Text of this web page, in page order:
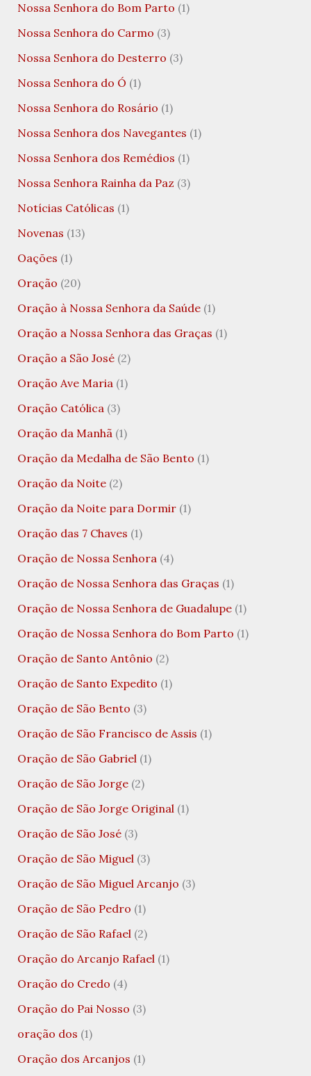
Nossa Senhora do Bom Parto (1)
Nossa Senhora do Carmo (3)
Nossa Senhora do Desterro (3)
Nossa Senhora do Ó (1)
Nossa Senhora do Rosário (1)
Nossa Senhora dos Navegantes (1)
Nossa Senhora dos Remédios (1)
Nossa Senhora Rainha da Paz (3)
Notícias Católicas (1)
Novenas (13)
Oações (1)
Oração (20)
Oração à Nossa Senhora da Saúde(1)
Oração a Nossa Senhora das Graças (1)
Oração a São José(2)
Oração Ave Maria(1)
Oração Católica(3)
Oração da Manhã(1)
Oração da Medalha de São Bento (1)
Oração da Noite(2)
Oração da Noite para Dormir(1)
Oração das 7 Chaves (1)
Oração de Nossa Senhora(4)
Oração de Nossa Senhora das Graças (1)
Oração de Nossa Senhora de Guadalupe(1)
Oração de Nossa Senhora do Bom Parto (1)
Oração de Santo Antônio (2)
Oração de Santo Expedito (1)
Oração de São Bento (3)
Oração de São Francisco de Assis (1)
Oração de São Gabriel(1)
Oração de São Jorge(2)
Oração de São Jorge Original(1)
Oração de São José(3)
Oração de São Miguel(3)
Oração de São Miguel Arcanjo (3)
Oração de São Pedro (1)
Oração de São Rafael(2)
Oração do Arcanjo Rafael(1)
Oração do Credo (4)
Oração do Pai Nosso (3)
oração dos (1)
Oração dos Arcanjos (1)